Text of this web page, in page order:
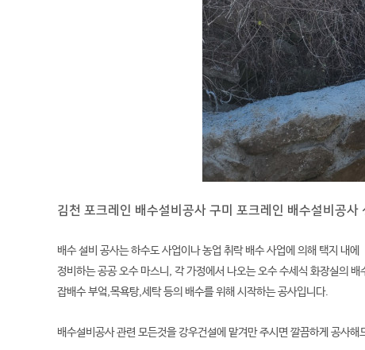
김천 포크레인 배수설비공사 구미 포크레인 배수설비공사
배수 설비 공사는 하수도 사업이나 농업 취락 배수 사업에 의해 택지 내에
정비하는 공공 오수 마스니, 각 가정에서 나오는 오수 수세식 화장실의 배
잡배수 부엌,목욕탕,세탁 등의 배수를 위해 시작하는 공사입니다.
배수설비공사 관련 모든것을 강우건설에 맡겨만 주시면 깔끔하게 공사해